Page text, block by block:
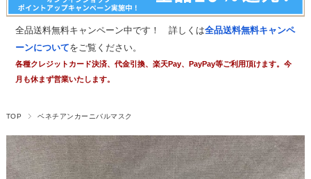
全品送料無料キャンペーン中です！ 詳しくは全品送料無料キャンペ
ーンについてをご覧ください。
各種クレジットカード決済、代金引換、楽天Pay、PayPay等ご利用頂けます。今
月も休まず営業いたします。
TOP ベネチアンカーニバルマスク